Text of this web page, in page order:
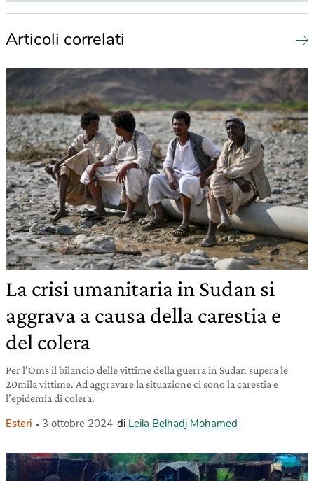
Articoli correlati
La crisi umanitaria in Sudan si
aggrava a causa della carestia e
del colera
Per l’Oms il bilancio delle vittime della guerra in Sudan supera le
20mila vittime. Ad aggravare la situazione ci sono la carestia e
l’epidemia di colera.
Esteri 3 ottobre 2024 di Leila Belhadj Mohamed